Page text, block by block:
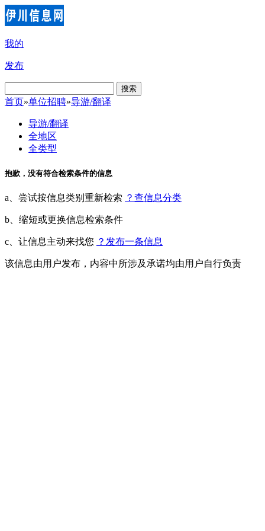
我的
发布
搜索
首页»单位招聘»导游/翻译
导游/翻译
全地区
全类型
抱歉，没有符合检索条件的信息
a、尝试按信息类别重新检索 ？查信息分类
b、缩短或更换信息检索条件
c、让信息主动来找您 ？发布一条信息
该信息由用户发布，内容中所涉及承诺均由用户自行负责